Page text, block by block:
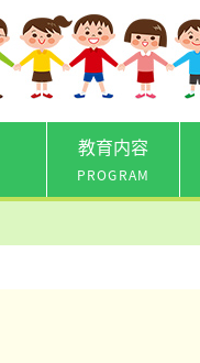
教育内容
PROGRAM